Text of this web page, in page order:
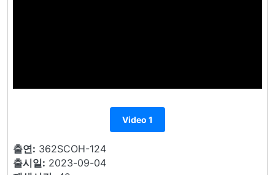
Video 1
출연: 362SCOH-124
출시일: 2023-09-04